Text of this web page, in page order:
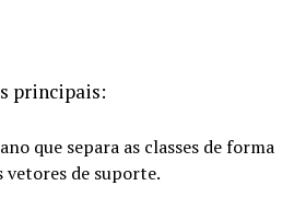
principais:
que separa as classes de forma
vetores de suporte.